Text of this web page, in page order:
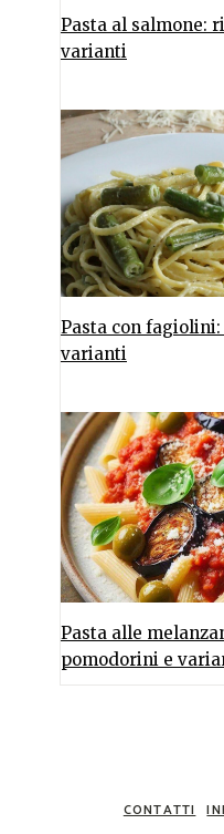
Pasta al salmone:
varianti
Pasta con
varianti
Pasta alle
pomodorini e
CONTATTI